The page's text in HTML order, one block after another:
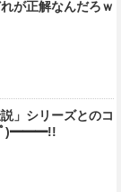
が正解なんだろｗ
」シリーズとのコ
ﾟ)━━━!!